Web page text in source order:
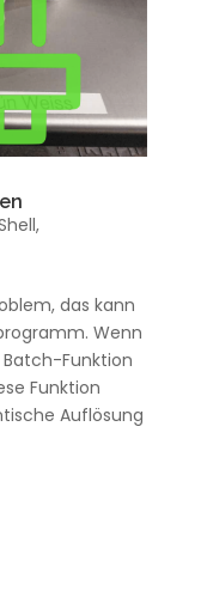
,
das kann
Wenn
Funktion
Funktion
Auflösung